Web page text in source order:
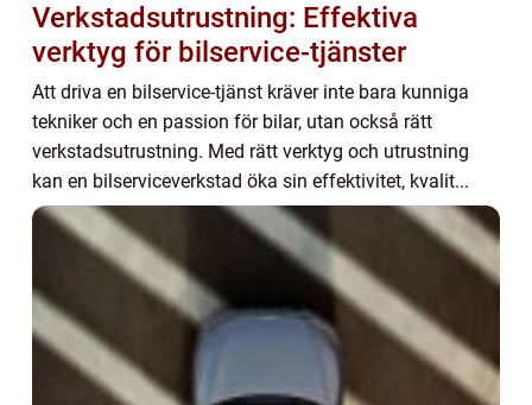
Verkstadsutrustning: Effektiva
verktyg för bilservice-tjänster
Att driva en bilservice-tjänst kräver inte bara kunniga
tekniker och en passion för bilar, utan också rätt
verkstadsutrustning. Med rätt verktyg och utrustning
kan en bilserviceverkstad öka sin effektivitet, kvalit...